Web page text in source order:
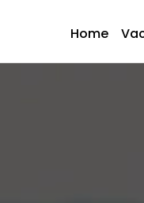
Home